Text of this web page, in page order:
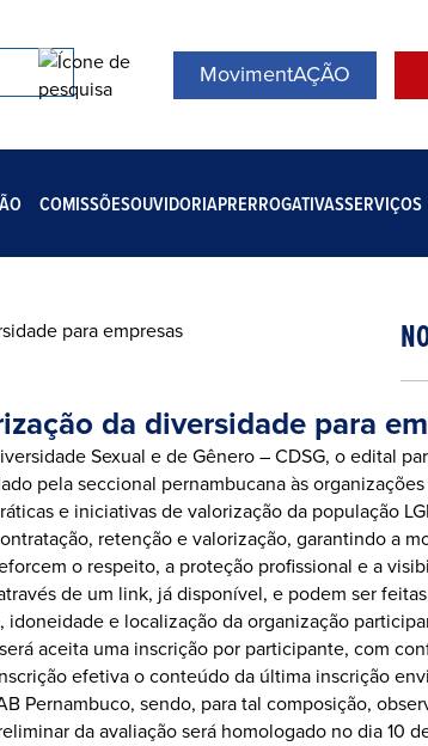
MovimentAÇÃO
COMISSÕESOUVIDORIAPRERROGATIVASSERVIÇOS
da diversidade para
Sexual e de Gênero – CDSG, o edital
pela seccional pernambucana às
e iniciativas de valorização da população
retenção e valorização, garantindo a
o respeito, a proteção profissional e a
de um link, já disponível, e podem ser
e localização da organização
aceita uma inscrição por participante, com
efetiva o conteúdo da última inscrição
Pernambuco, sendo, para tal composição,
da avaliação será homologado no dia 10